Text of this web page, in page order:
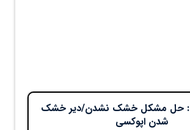
قسمت 7 از 8: حل مشکل خشک نشدن/دیر خشک
شدن اپوکسی